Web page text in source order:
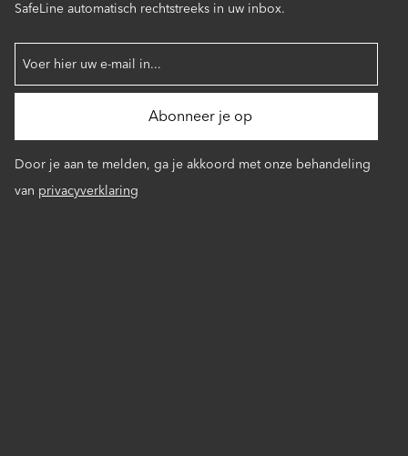
SafeLine automatisch rechtstreeks in uw inbox.
Door je aan te melden, ga je akkoord met onze behandeling
van privacyverklaring